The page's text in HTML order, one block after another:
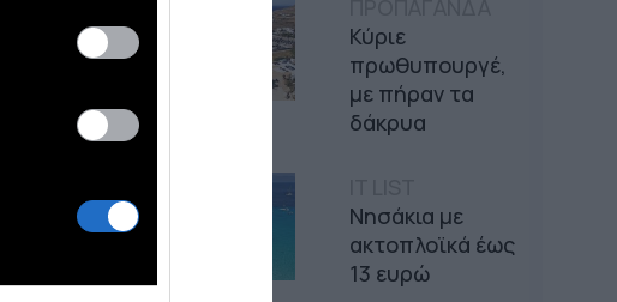
Κύριε
πρωθυπουργέ,
με πήραν τα
δάκρυα
Νησάκια με
ακτοπλοϊκά έως
13 ευρώ